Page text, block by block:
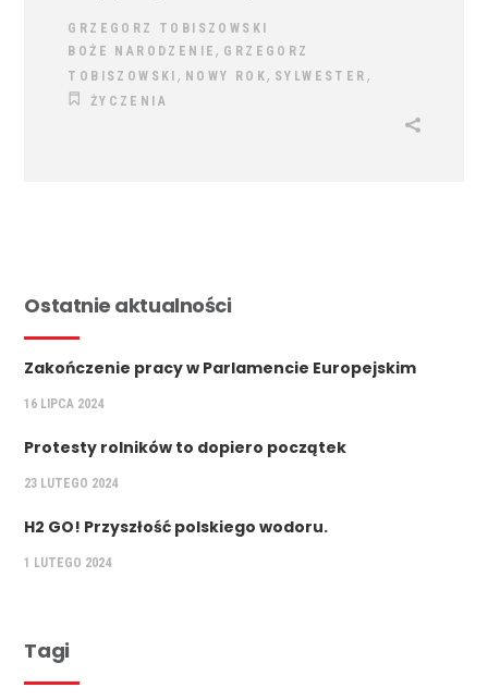
GRZEGORZ TOBISZOWSKI
BOŻE NARODZENIE , GRZEGORZ
TOBISZOWSKI , NOWY ROK, SYLWESTER ,
ŻYCZENIA
Ostatnie aktualności
Zakończenie pracy w Parlamencie Europejskim
16 LIPCA 2024
Protesty rolników to dopiero początek
23 LUTEGO 2024
H2 GO! Przyszłość polskiego wodoru.
1 LUTEGO 2024
Tagi